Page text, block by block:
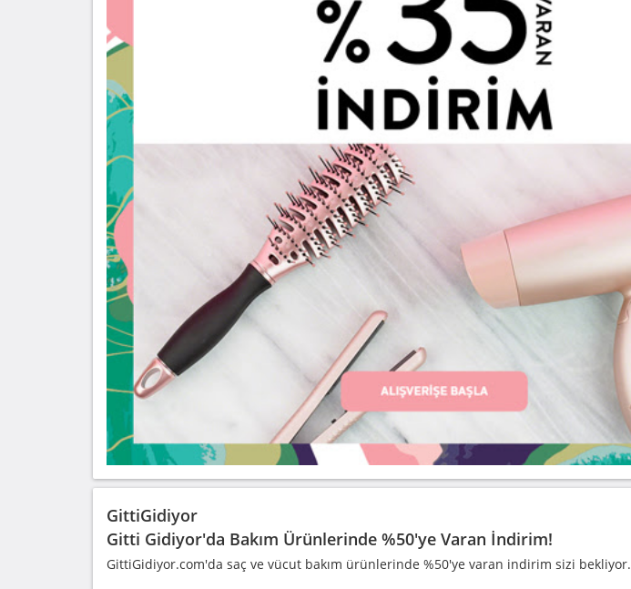
GittiGidiyor
Gitti Gidiyor'da Bakım Ürünlerinde %50'ye Varan İndirim!
GittiGidiyor.com'da saç ve vücut bakım ürünlerinde %50'ye varan indirim sizi bekliyor.